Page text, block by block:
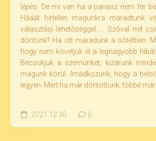
lépés. De mi van ha a panasz nem fér
Hááát hirtelen magunkra maradtunk
választási lehetőséggel. ... Szóval mit
döntünk? Ha ott maradunk a sötétben.
hogy nem követjük el a legnagyobb hibát
Becsukjuk a szemünket, kizárunk
magunk körül. Imádkozunk, hogy a
legyen. Mert ha már döntöttünk, többé
2021.12.30. 0